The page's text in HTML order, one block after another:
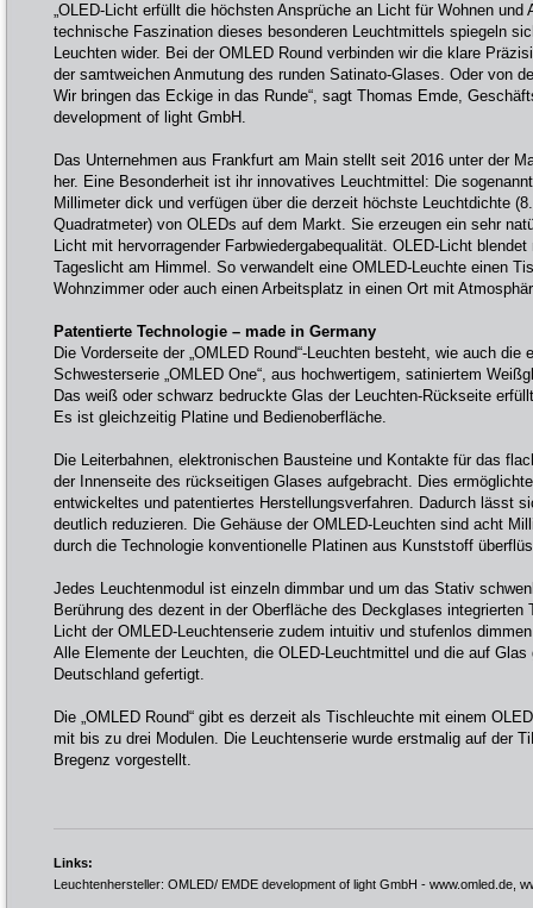
„OLED-Licht erfüllt die höchsten Ansprüche an Licht für Wohnen und
technische Faszination dieses besonderen Leuchtmittels spiegeln
Leuchten wider. Bei der OMLED Round verbinden wir die klare
der samtweichen Anmutung des runden Satinato-Glases. Oder von
Wir bringen das Eckige in das Runde“, sagt Thomas Emde,
development of light GmbH.
Das Unternehmen aus Frankfurt am Main stellt seit 2016 unter der
her. Eine Besonderheit ist ihr innovatives Leuchtmittel: Die
Millimeter dick und verfügen über die derzeit höchste Leuchtdichte
Quadratmeter) von OLEDs auf dem Markt. Sie erzeugen ein sehr
Licht mit hervorragender Farbwiedergabequalität. OLED-Licht
Tageslicht am Himmel. So verwandelt eine OMLED-Leuchte einen
Wohnzimmer oder auch einen Arbeitsplatz in einen Ort mit
Patentierte Technologie – made in Germany
Die Vorderseite der „OMLED Round“-Leuchten besteht, wie auch die
Schwesterserie „OMLED One“, aus hochwertigem, satiniertem
Das weiß oder schwarz bedruckte Glas der Leuchten-Rückseite
Es ist gleichzeitig Platine und Bedienoberfläche.
Die Leiterbahnen, elektronischen Bausteine und Kontakte für das
der Innenseite des rückseitigen Glases aufgebracht. Dies
entwickeltes und patentiertes Herstellungsverfahren. Dadurch lässt
deutlich reduzieren. Die Gehäuse der OMLED-Leuchten sind acht
durch die Technologie konventionelle Platinen aus Kunststoff
Jedes Leuchtenmodul ist einzeln dimmbar und um das Stativ
Berührung des dezent in der Oberfläche des Deckglases
Licht der OMLED-Leuchtenserie zudem intuitiv und stufenlos
Alle Elemente der Leuchten, die OLED-Leuchtmittel und die auf
Deutschland gefertigt.
Die „OMLED Round“ gibt es derzeit als Tischleuchte mit einem
mit bis zu drei Modulen. Die Leuchtenserie wurde erstmalig auf der
Bregenz vorgestellt.
Links:
Leuchtenhersteller: OMLED/ EMDE development of light GmbH - www.omled.de